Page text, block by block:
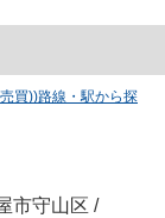
買))路線・駅から探
市守山区 /